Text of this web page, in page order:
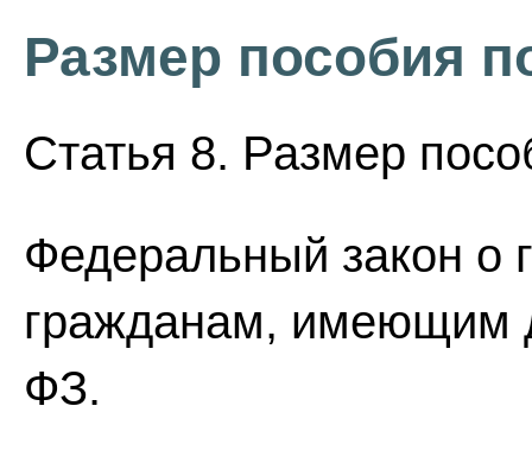
Размер пособия
Статья 8. Размер
Федеральный закон о
гражданам, имеющим
ФЗ.